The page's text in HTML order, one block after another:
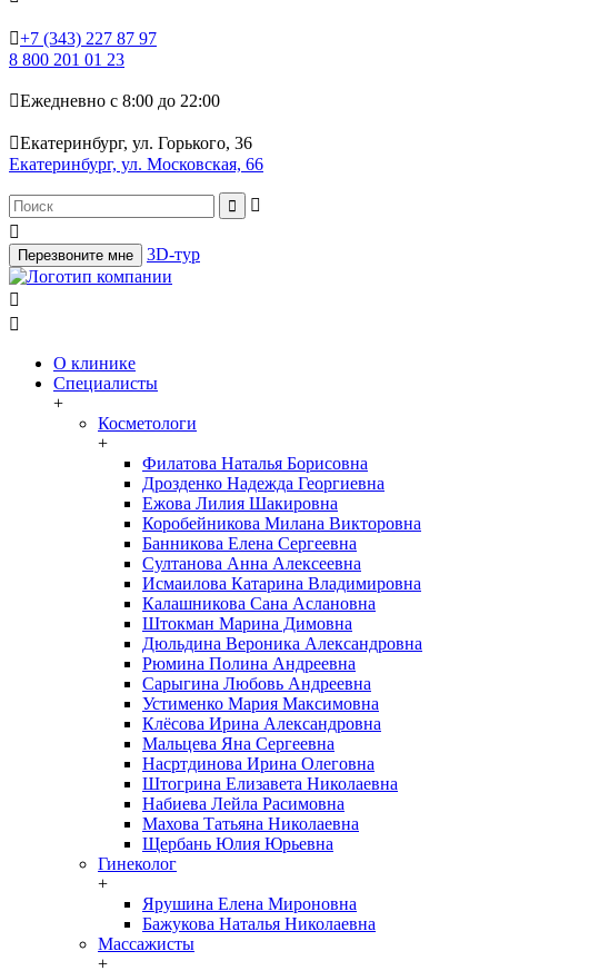
+7 (343) 227 87 97
8 800 201 01 23
Ежедневно с 8:00 до 22:00
Екатеринбург, ул. Горького, 36
Екатеринбург, ул. Московская, 66



Перезвоните мне 3D-тур


О клинике
Специалисты
+
Косметологи
+
Филатова Наталья Борисовна
Дрозденко Надежда Георгиевна
Ежова Лилия Шакировна
Коробейникова Милана Викторовна
Банникова Елена Сергеевна
Султанова Анна Алексеевна
Исмаилова Катарина Владимировна
Калашникова Сана Аслановна
Штокман Марина Димовна
Дюльдина Вероника Александровна
Рюмина Полина Андреевна
Сарыгина Любовь Андреевна
Устименко Мария Максимовна
Клёсова Ирина Александровна
Мальцева Яна Сергеевна
Насртдинова Ирина Олеговна
Штогрина Елизавета Николаевна
Набиева Лейла Расимовна
Махова Татьяна Николаевна
Щербань Юлия Юрьевна
Гинеколог
+
Ярушина Елена Мироновна
Бажукова Наталья Николаевна
Массажисты
+